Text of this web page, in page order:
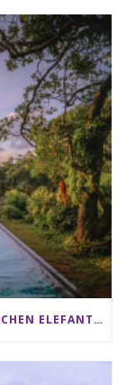
SRI LANKA RUNDREISE: 12 TAGE ZWISCHEN ELEFANTEN, TEEPLANTAGEN & STRAND ALS FAMILIE